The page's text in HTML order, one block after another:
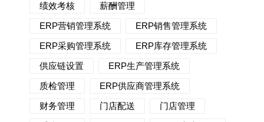
绩效考核
薪酬管理
ERP营销管理系统
ERP销售管理系统
ERP采购管理系统
ERP库存管理系统
供应链设置
ERP生产管理系统
质检管理
ERP供应商管理系统
财务管理
门店配送
门店管理